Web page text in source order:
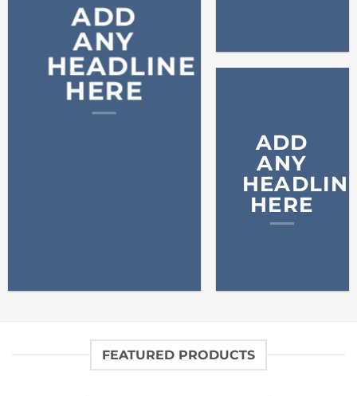
ADD
ANY
HEADLINE
HERE
ADD
ANY
HERE
FEATURED PRODUCTS